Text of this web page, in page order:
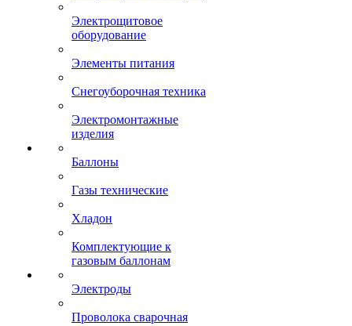
Электрощитовое
оборудование
Элементы питания
Снегоуборочная техника
Электромонтажные
изделия
Баллоны
Газы технические
Хладон
Комплектующие к
газовым баллонам
Электроды
Проволока сварочная